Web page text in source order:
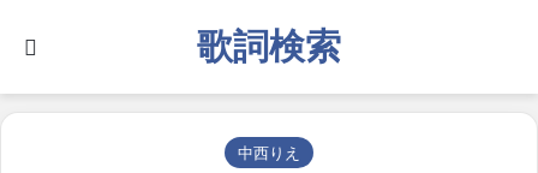
歌詞検索
中西りえ